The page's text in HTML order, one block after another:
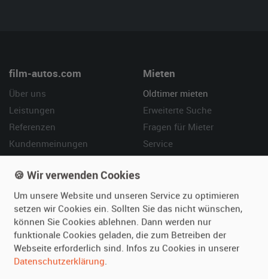
film-autos.com
Über uns
Leistungen
Referenzen
Kundenmeinungen
Mieten
Oldtimer mieten
Erweiterte Suche
Fragen für Mieter
Service
Vermieten
Oldtimer anmelden
Fotos senden
Fragen für Vermieter
Inserat verwalten
Häufige Fragen (FAQ)
So funktioniert's
Kontakt
🍪 Wir verwenden Cookies
Um unsere Website und unseren Service zu optimieren
setzen wir Cookies ein. Sollten Sie das nicht wünschen,
können Sie Cookies ablehnen. Dann werden nur
funktionale Cookies geladen, die zum Betreiben der
Webseite erforderlich sind. Infos zu Cookies in unserer
Datenschutzerklärung.